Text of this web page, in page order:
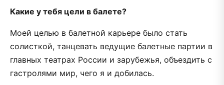
Какие у тебя цели в балете?
Моей целью в балетной карьере было стать
солисткой, танцевать ведущие балетные партии в
главных театрах России и зарубежья, объездить с
гастролями мир, чего я и добилась.